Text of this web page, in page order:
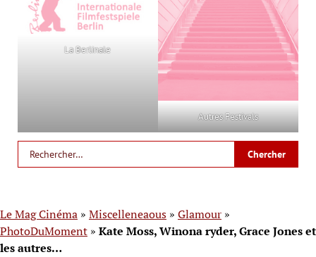
La Berlinale
Autres Festivals
Le Mag Cinéma » Miscelleneaous » Glamour »
PhotoDuMoment » Kate Moss, Winona ryder, Grace Jones et
les autres…